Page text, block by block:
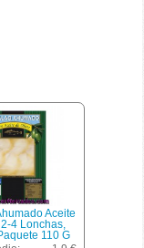
Aceite
4 Lonchas,
110 G